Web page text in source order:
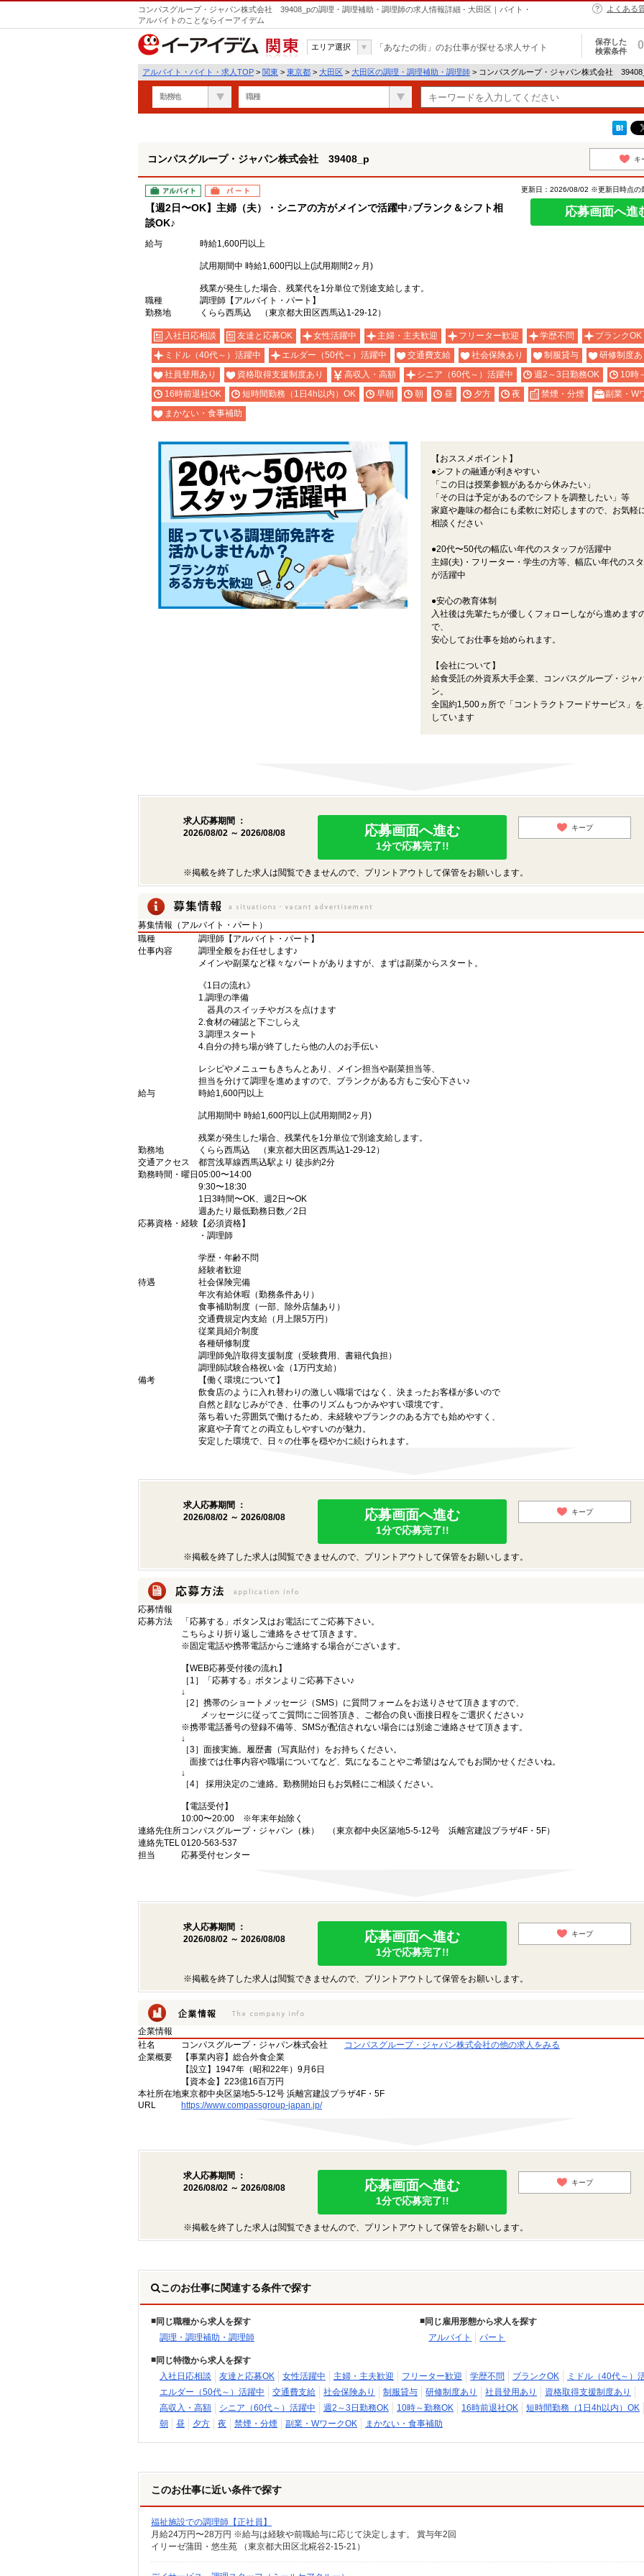
コンパスグループ・ジャパン株式会社 39408_pの調理・調理補助・調理師の求人情報詳細 - 大田区｜バイト・
アルバイトのことならイーアイデム
よくある
関東
エリア選択 「あなたの街」のお仕事が探せる求人サイト
保存した
検索条件
0
アルバイト・バイト・求人TOP > 関東 > 東京都 > 大田区 > 大田区の調理・調理補助・調理師 > コンパスグループ・ジャパン株式会社
勤務地 職種
コンパスグループ・ジャパン株式会社 39408_p キ
アルバイト パート
【週2日〜OK】主婦（夫）・シニアの方がメインで活躍中♪ブランク＆シフト相
談OK♪
更新日：2026/08/02 ※更新日時点の
応募画面へ進
給与 時給1,600円以上
試用期間中 時給1,600円以上(試用期間2ヶ月)
残業が発生した場合、残業代を1分単位で別途支給します。
職種
調理師【アルバイト・パート】
勤務地
くらら西馬込 （東京都大田区西馬込1-29-12）
入社日応相談 友達と応募OK 女性活躍中 主婦・主夫歓迎 フリーター歓迎 学歴不問
ブランクOK
ミドル（40代～）活躍中
エルダー（50代～）活躍中 交通費支給 社会保険あり 制服貸与
研修制度あ
社員登用あり
資格取得支援制度あり 高収入・高額 シニア（60代～）活躍中 週2～3日勤務OK
10時
16時前退社OK
短時間勤務（1日4h以内）OK 早朝 朝 昼 夕方 夜 禁煙・分煙
副業・W
まかない・食事補助
【おススメポイント】
●シフトの融通が利きやすい
「この日は授業参観があるから休みたい」
「その日は予定があるのでシフトを調整したい」等
家庭や趣味の都合にも柔軟に対応しますので、お気軽
相談ください
●20代〜50代の幅広い年代のスタッフが活躍中
主婦(夫)・フリーター・学生の方等、幅広い年代のス
が活躍中
●安心の教育体制
入社後は先輩たちが優しくフォローしながら進めます
で、
安心してお仕事を始められます。
【会社について】
給食受託の外資系大手企業、コンパスグループ・ジャ
ン。
全国約1,500ヵ所で「コントラクトフードサービス」
しています
求人応募期間 ：
2026/08/02 ～ 2026/08/08
応募画面へ進む
1分で応募完了!!
キープ
※掲載を終了した求人は閲覧できませんので、プリントアウトして保管をお願いします。
募集情報（アルバイト・パート）
職種
調理師【アルバイト・パート】
仕事内容
調理全般をお任せします♪
メインや副菜など様々なパートがありますが、まずは副菜からスタート。
《1日の流れ》
1.調理の準備
器具のスイッチやガスを点けます
2.食材の確認と下ごしらえ
3.調理スタート
4.自分の持ち場が終了したら他の人のお手伝い
レシピやメニューもきちんとあり、メイン担当や副菜担当等、
担当を分けて調理を進めますので、ブランクがある方もご安心下さい♪
給与
時給1,600円以上
試用期間中 時給1,600円以上(試用期間2ヶ月)
残業が発生した場合、残業代を1分単位で別途支給します。
勤務地
くらら西馬込 （東京都大田区西馬込1-29-12）
交通アクセス
都営浅草線西馬込駅より 徒歩約2分
勤務時間・曜日 05:00〜14:00
9:30〜18:30
1日3時間〜OK、週2日〜OK
週あたり最低勤務日数／2日
応募資格・経験 【必須資格】
・調理師
学歴・年齢不問
経験者歓迎
待遇
社会保険完備
年次有給休暇（勤務条件あり）
食事補助制度（一部、除外店舗あり）
交通費規定内支給（月上限5万円）
従業員紹介制度
各種研修制度
調理師免許取得支援制度（受験費用、書籍代負担）
調理師試験合格祝い金（1万円支給）
備考
【働く環境について】
飲食店のように入れ替わりの激しい職場ではなく、決まったお客様が多いので
自然と顔なじみができ、仕事のリズムもつかみやすい環境です。
落ち着いた雰囲気で働けるため、未経験やブランクのある方でも始めやすく、
家庭や子育てとの両立もしやすいのが魅力。
安定した環境で、日々の仕事を穏やかに続けられます。
求人応募期間 ：
2026/08/02 ～ 2026/08/08
応募画面へ進む
1分で応募完了!!
キープ
※掲載を終了した求人は閲覧できませんので、プリントアウトして保管をお願いします。
応募情報
応募方法
「応募する」ボタン又はお電話にてご応募下さい。
こちらより折り返しご連絡をさせて頂きます。
※固定電話や携帯電話からご連絡する場合がございます。
【WEB応募受付後の流れ】
［1］「応募する」ボタンよりご応募下さい♪
↓
［2］携帯のショートメッセージ（SMS）に質問フォームをお送りさせて頂きますので、
メッセージに従ってご質問にご回答頂き、ご都合の良い面接日程をご選択ください♪
※携帯電話番号の登録不備等、SMSが配信されない場合には別途ご連絡させて頂きます。
↓
［3］面接実施。履歴書（写真貼付）をお持ちください。
面接では仕事内容や職場についてなど、気になることやご希望はなんでもお聞かせくださいね。
↓
［4］ 採用決定のご連絡。勤務開始日もお気軽にご相談ください。
【電話受付】
10:00〜20:00 ※年末年始除く
連絡先住所コンパスグループ・ジャパン（株） （東京都中央区築地5-5-12号 浜離宮建設プラザ4F・5F）
連絡先TEL0120-563-537
担当
応募受付センター
求人応募期間 ：
2026/08/02 ～ 2026/08/08
応募画面へ進む
1分で応募完了!!
キープ
※掲載を終了した求人は閲覧できませんので、プリントアウトして保管をお願いします。
企業情報
社名
コンパスグループ・ジャパン株式会社
コンパスグループ・ジャパン株式会社の他の求人をみる
企業概要
【事業内容】総合外食企業
【設立】1947年（昭和22年）9月6日
【資本金】223億16百万円
本社所在地東京都中央区築地5-5-12号 浜離宮建設プラザ4F・5F
URL
https://www.compassgroup-japan.jp/
求人応募期間 ：
2026/08/02 ～ 2026/08/08
応募画面へ進む
1分で応募完了!!
キープ
※掲載を終了した求人は閲覧できませんので、プリントアウトして保管をお願いします。
このお仕事に関連する条件で探す
同じ職種から求人を探す
調理・調理補助・調理師
同じ雇用形態から求人を探す
アルバイト
パート
同じ特徴から求人を探す
入社日応相談
友達と応募OK 女性活躍中 主婦・主夫歓迎 フリーター歓迎 学歴不問 ブランクOK
ミドル（40代～）
エルダー（50代～）活躍中
交通費支給 社会保険あり 制服貸与 研修制度あり 社員登用あり
資格取得支援制度あり
高収入・高額
シニア（60代～）活躍中 週2～3日勤務OK 10時～勤務OK 16時前退社OK 短時間勤務（1日4h以内）OK
朝
昼 夕方 夜 禁煙・分煙 副業・WワークOK まかない・食事補助
このお仕事に近い条件で探す
福祉施設での調理師【正社員】
月給24万円〜28万円 ※給与は経験や前職給与に応じて決定します。 賞与年2回
イリーゼ蒲田・悠生苑 （東京都大田区北糀谷2-15-21）